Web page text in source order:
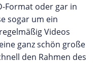
Format oder gar in
sogar um ein
Videos
ganz schön große
den Rahmen des